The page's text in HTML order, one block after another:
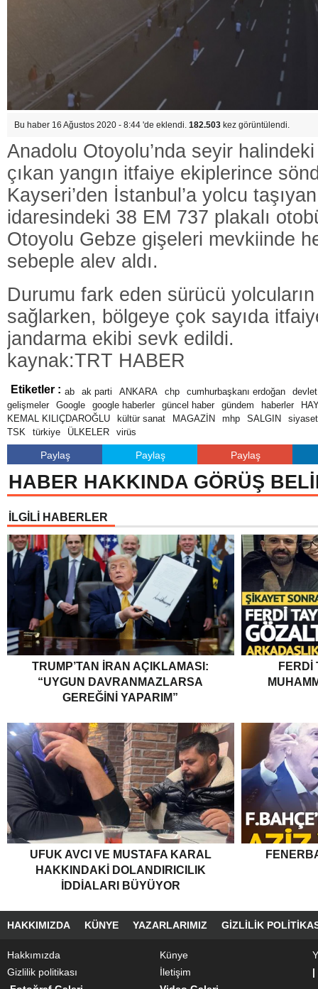
Bu haber 16 Ağustos 2020 - 8:44 'de eklendi. 182.503 kez görüntülendi.
Anadolu Otoyolu’nda seyir
çıkan yangın itfaiye ekiplerince
Kayseri’den İstanbul’a yolcu
idaresindeki 38 EM 737 plakalı
Otoyolu Gebze gişeleri mevkiinde
sebeple alev aldı.
Durumu fark eden sürücü
sağlarken, bölgeye çok sayıda
jandarma ekibi sevk edildi.
kaynak:TRT HABER
Etiketler : ab ak parti ANKARA chp cumhurbaşkanı erdoğan
gelişmeler
Google google haberler güncel haber gündem haberler
KEMAL KILIÇDAROĞLU
kültür sanat MAGAZİN mhp SALGIN
siyaset
TSK
türkiye ÜLKELER virüs
Paylaş Paylaş Paylaş
HABER HAKKINDA GÖRÜŞ
İLGİLİ HABERLER
TRUMP’TAN İRAN AÇIKLAMASI:
“UYGUN DAVRANMAZLARSA
GEREĞINI YAPARIM”
FERDI
UFUK AVCI VE MUSTAFA KARAL
HAKKINDAKI DOLANDIRICILIK
İDDIALARI BÜYÜYOR
HAKKIMIZDA KÜNYE YAZARLARIMIZ GIZLILIK
Hakkımızda Künye
Gizlilik politikası
İletişim
|